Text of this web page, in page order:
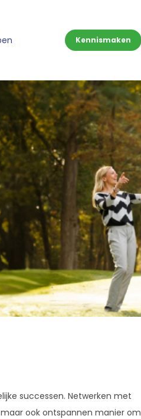
Kennismaken
successen. Netwerken met
ook ontspannen manier om